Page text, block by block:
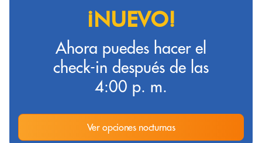
¡NUEVO!
Ahora puedes hacer el
check-in después de las
4:00 p. m.
Ver opciones nocturnas